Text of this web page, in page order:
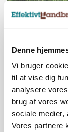
Denne
Vi bruger
til at vise dig
analysere
brug af vores
sociale medier,
Vores partnere
MASKINER
Forserie til